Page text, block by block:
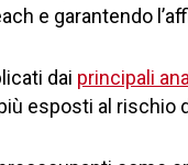
e garantendo
dai principali
esposti al rischio